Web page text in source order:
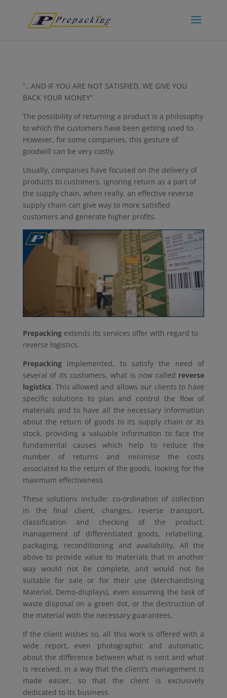
“…AND IF YOU ARE NOT SATISFIED, WE GIVE YOU
BACK YOUR MONEY”
The possibility of returning a product is a philosophy
to which the customers have been getting used to.
However, for some companies, this gesture of
goodwill can be very costly.
Usually, companies have focused on the delivery of
products to customers, ignoring return as a part of
the supply chain, when really, an effective reverse
supply chain can give way to more satisfied
customers and generate higher profits.
Prepackingextends its services offer with regard to
reverse logistics.
Prepackingimplemented, to satisfy the need of
several of its customers, what is now called reverse
logistics. This allowed and allows our clients to have
specific solutions to plan and control the flow of
materials and to have all the necessary information
about the return of goods to its supply chain or its
stock, providing a valuable information to face the
fundamental causes which help to reduce the
number of returns and minimise the costs
associated to the return of the goods, looking for the
maximum effectiveness.
These solutions include: co-ordination of collection
in the final client, changes, reverse transport,
classification and checking of the product,
management of differentiated goods, relabelling,
packaging, reconditioning and availability, All the
above to provide value to materials that in another
way would not be complete, and would not be
suitable for sale or for their use (Merchandising
Material, Demo-displays), even assuming the task of
waste disposal on a green dot, or the destruction of
the material with the necessary guarantees.
If the client wishes so, all this work is offered with a
wide report, even photographic and automatic,
about the difference between what is sent and what
is received, in a way that the client’s management is
made easier, so that the client is exclusively
dedicated to its business.